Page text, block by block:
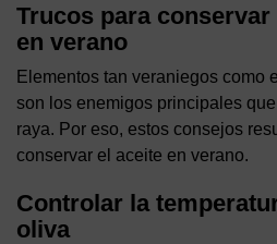
Trucos para
en verano
Elementos tan veraniegos como
son los enemigos principales
raya. Por eso, estos consejos
conservar el aceite en verano.
Controlar la
oliva